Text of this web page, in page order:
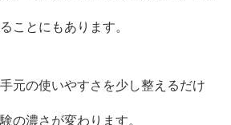
ことにもあります。
元の使いやすさを少し整えるだけ
の濃さが変わります。